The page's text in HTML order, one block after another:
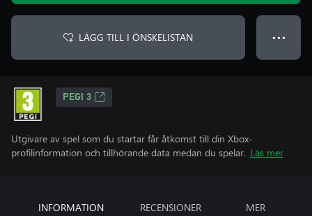
LÄGG TILL I ÖNSKELISTAN ● ● ●
PEGI 3
Utgivare av spel som du startar får åtkomst till din Xbox-
profilinformation och tillhörande data medan du spelar. Läs mer
INFORMATION RECENSIONER MER